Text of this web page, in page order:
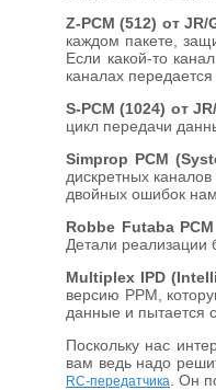
Z-PCM (512) от JR/
каждом пакете,
Если какой-то
каналах
S-PCM (1024) от
цикл передачи
Simprop PCM
дискретных
двойных ошибок
Robbe Futaba
Детали реализации
Multiplex IPD
версию PPM,
данные и пытается
Поскольку нас
вам ведь надо
RC-передатчика . Он